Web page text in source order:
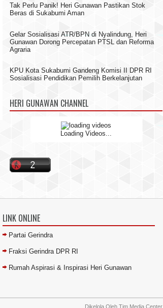
Tak Perlu Panik! Heri Gunawan Pastikan Stok
Beras di Sukabumi Aman
Gelar Sosialisasi ATR/BPN di Nyalindung, Heri
Gunawan Dorong Percepatan PTSL dan Reforma
Agraria
KPU Kota Sukabumi Gandeng Komisi II DPR RI
Sosialisasi Pendidikan Pemilih Berkelanjutan
HERI GUNAWAN CHANNEL
Loading Videos...
LINK ONLINE
Partai Gerindra
Fraksi Gerindra DPR RI
Rumah Aspirasi & Inspirasi Heri Gunawan
Dikelola Oleh Tim Media Center